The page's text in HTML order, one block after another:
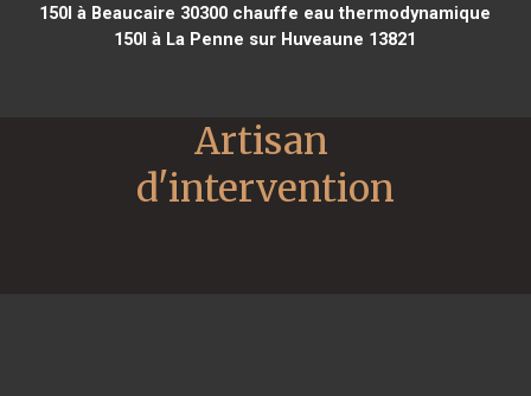
150l à Beaucaire 30300 chauffe eau thermodynamique
150l à La Penne sur Huveaune 13821
Artisan
d'intervention